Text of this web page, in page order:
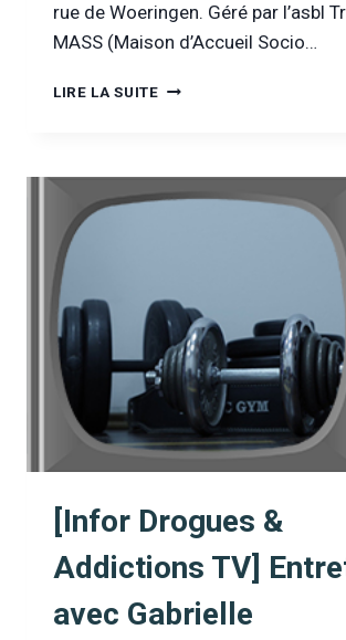
rue de Woeringen. Géré par l’asbl
MASS (Maison d’Accueil Socio…
LIRE LA SUITESALLES
MOINDRE
RISQUE
AVEC
LES
IDÉES
REÇUES
[Infor Drogues &
Addictions TV]
avec Gabrielle